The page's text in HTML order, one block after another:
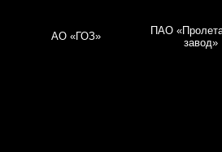
АО «ГОЗ»
ПАО
завод»